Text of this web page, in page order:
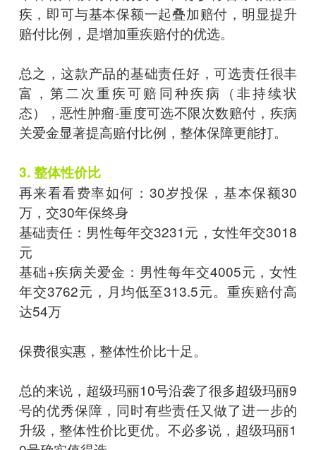
疾，即可与基本保额一起叠加赔付，明显提升
赔付比例，是增加重疾赔付的优选。
总之，这款产品的基础责任好，可选责任很丰
富，第二次重疾可赔同种疾病（非持续状
态），恶性肿瘤-重度可选不限次数赔付，疾病
关爱金显著提高赔付比例，整体保障更能打。
3. 整体性价比
再来看看费率如何：30岁投保，基本保额30
万，交30年保终身
基础责任：男性每年交3231元，女性年交3018
元
基础+疾病关爱金：男性每年交4005元，女性
年交3762元，月均低至313.5元。重疾赔付高
达54万
保费很实惠，整体性价比十足。
总的来说，超级玛丽10号沿袭了很多超级玛丽9
号的优秀保障，同时有些责任又做了进一步的
升级，整体性价比更优。不必多说，超级玛丽1